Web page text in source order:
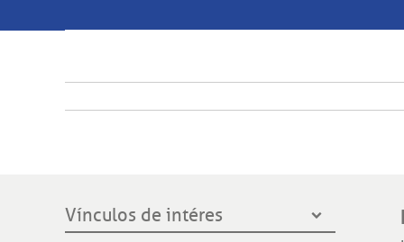
Vínculos de intéres